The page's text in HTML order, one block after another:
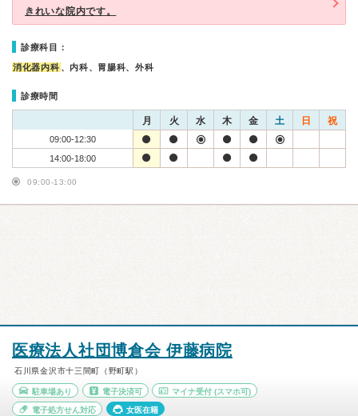
きれいな院内です。
診療科目：
消化器内科 、内科、胃腸科、外科
診療時間
月 火 水 木 金 土 日 祝
09:00-12:30
14:00-18:00
09:00-13:00
医療法人社団博倉会 伊藤病院
石川県金沢市十三間町（野町駅）
駐車場あり 電子決済可 マイナ受付 (スマホ可)
電子処方せん対応 女医在籍